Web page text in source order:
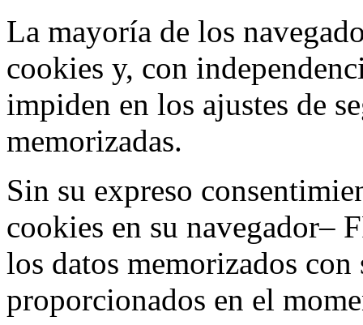
La mayoría de los
cookies y, con
impiden en los ajustes de
memorizadas.
Sin su expreso
cookies en su navegador–
los datos memorizados con
proporcionados en el